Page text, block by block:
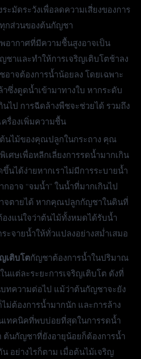
ะมัดระวังเพื่อลดความเสี่ยงของการ
ทุกส่วนของต้นกัญชา
อากาศที่มีความชื้นสูงอาจเป็น
ชาและทำให้การเจริญเติบโตช้าลง
าจต้องการน้ำน้อยลง โดยเฉพาะ
ซึ่งดูดน้ำเข้ามาทางใบ หากระดับ
ไป การฉีดล้างพืชจะช่วยได้ รวมถึง
รื่องเพิ่มความชื้น
นไม้ของคุณปลูกในกระถาง คุณ
เศษเพื่อหลีกเลี่ยงการรดน้ำมากเกิน
ขึ้นได้ง่ายหากเราไม่มีการระบายน้ำ
กอาจ “จมน้ำ” ในน้ำที่มากเกินไป
จตายได้ หากคุณปลูกกัญชาในดินที่
งแน่ใจว่าต้นไม้ทั้งหมดได้รับน้ำ
ะจายน้ำให้ทั่วแปลงอย่างสม่ำเสมอ
เติบโตกัญชาต้องการน้ำในปริมาณ
แต่ละระยะการเจริญเติบโต ดังที่
ทความต่อไป แม้ว่าต้นกัญชาจะยัง
ม่ต้องการน้ำมากนัก และการล้าง
เทคนิคที่พบบ่อยที่สุดในการรดน้ำ
นกัญชาที่ยังอายุน้อยก็ต้องการน้ำ
อย่างไรก็ตาม เมื่อต้นไม้เจริญ